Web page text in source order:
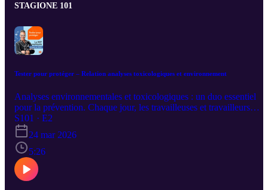
STAGIONE 101
Tester pour protéger – Relation analyses toxicologiques et environnement
Analyses environnementales et toxicologiques : un duo essentiel
pour la prévention. Chaque jour, les travailleuses et travailleurs
peuvent être exposés à des substances insoupçonnables, mais
détectables grâce aux analyses de l’IRSST. Les analyses
environnementales et toxicologiques se complètent pour mieux
comprendre les risques et renforcer la protection de la santé et la
sécurité en milieu de travail. Avec Sébastien Gagné, professionnel
scientifique et Bruno Ponsard, directeur des laboratoires.
S101 · E2
24 mar 2026
5:26